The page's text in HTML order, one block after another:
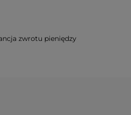
zwrotu pieniędzy